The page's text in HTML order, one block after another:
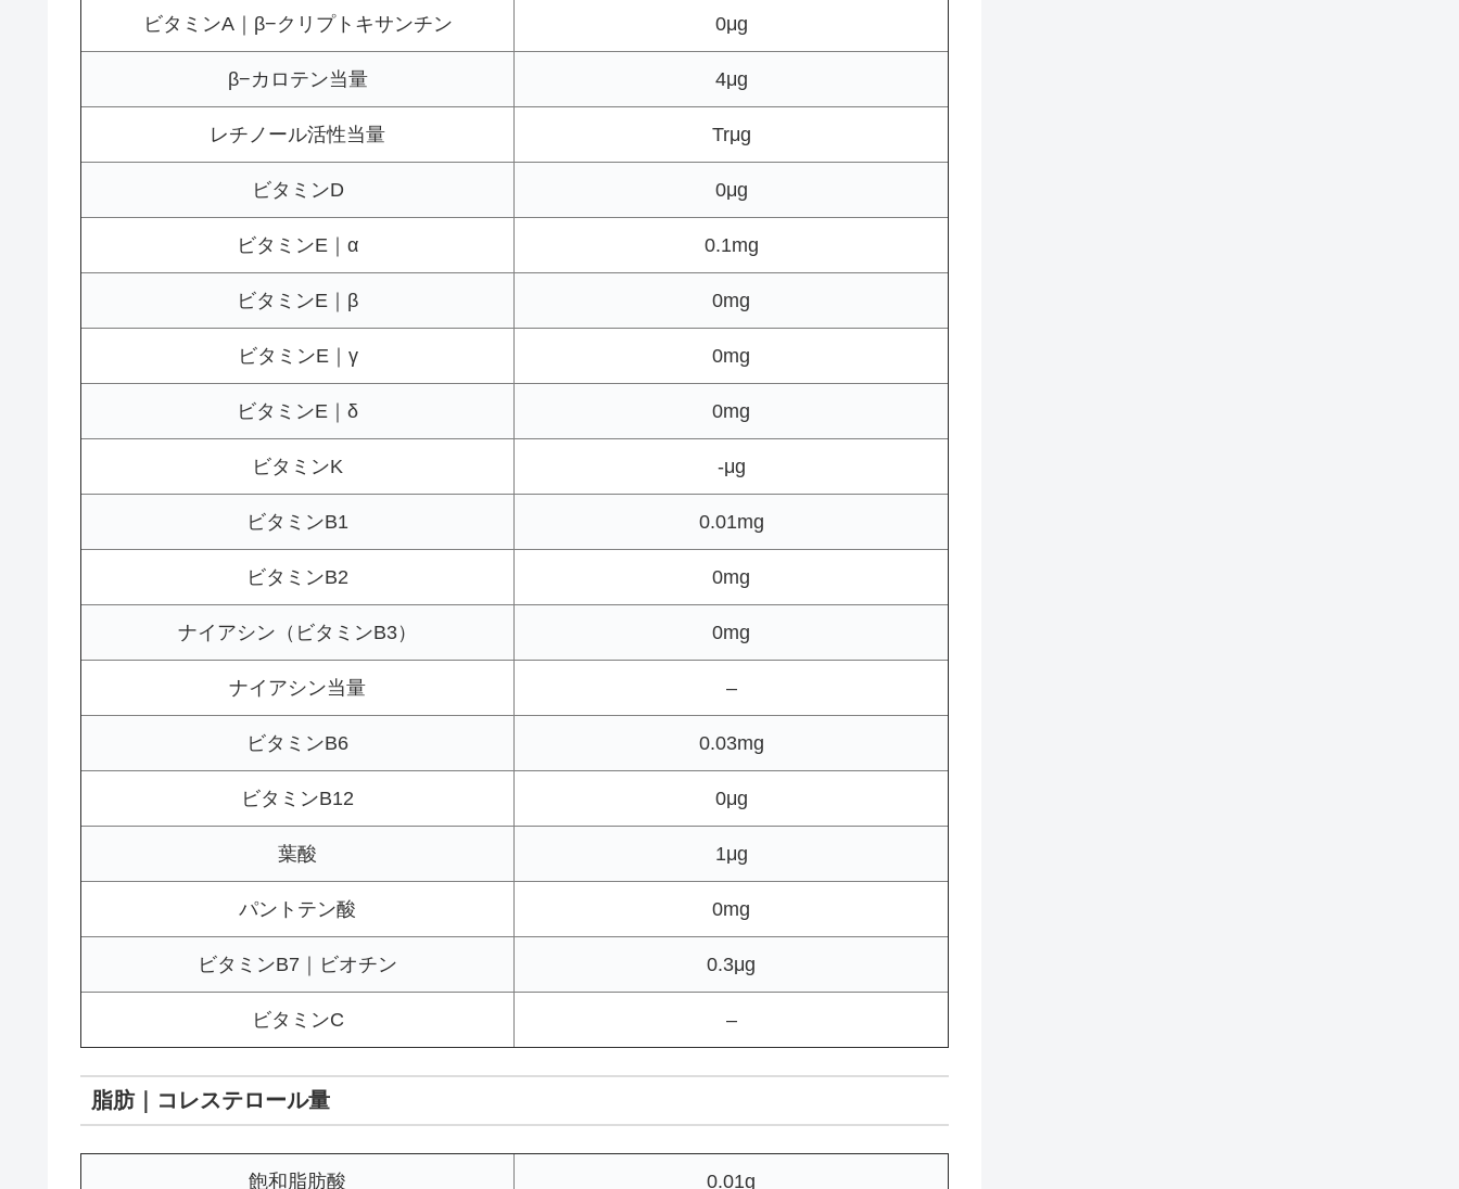
ビタミンA｜β−クリプトキサンチン 0μg
β−カロテン当量 4μg
レチノール活性当量 Trμg
ビタミンD 0μg
ビタミンE｜α 0.1mg
ビタミンE｜β 0mg
ビタミンE｜γ 0mg
ビタミンE｜δ 0mg
ビタミンK -μg
ビタミンB1 0.01mg
ビタミンB2 0mg
ナイアシン（ビタミンB3） 0mg
ナイアシン当量 –
ビタミンB6 0.03mg
ビタミンB12 0μg
葉酸 1μg
パントテン酸 0mg
ビタミンB7｜ビオチン 0.3μg
ビタミンC –
脂肪｜コレステロール量
飽和脂肪酸 0.01g